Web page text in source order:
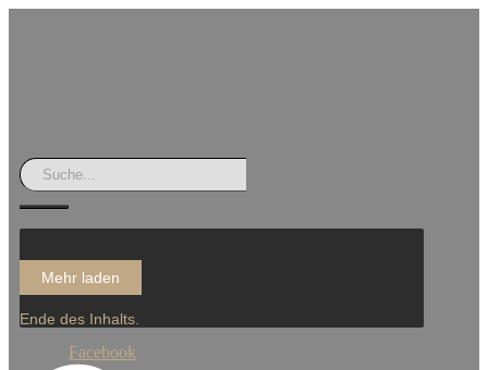
Mehr laden
Ende des Inhalts.
Facebook